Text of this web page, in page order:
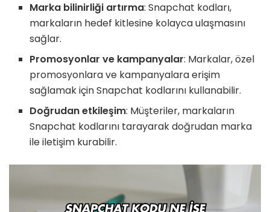
Marka bilinirliği artırma: Snapchat kodları,
markaların hedef kitlesine kolayca ulaşmasını
sağlar.
Promosyonlar ve kampanyalar: Markalar, özel
promosyonlara ve kampanyalara erişim
sağlamak için Snapchat kodlarını kullanabilir.
Doğrudan etkileşim: Müşteriler, markaların
Snapchat kodlarını tarayarak doğrudan marka
ile iletişim kurabilir.